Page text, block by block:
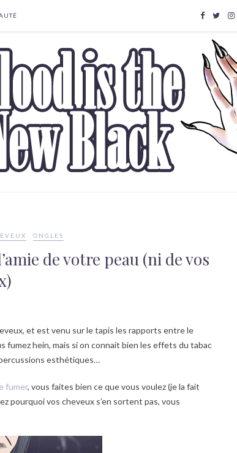
ONGLES
de votre peau (ni de vos
et est venu sur le tapis les rapports entre le
fumez hein, mais si on connait bien les effets du tabac
esthétiques…
fumer, vous faites bien ce que vous voulez (je la fait
pourquoi vos cheveux s’en sortent pas, vous